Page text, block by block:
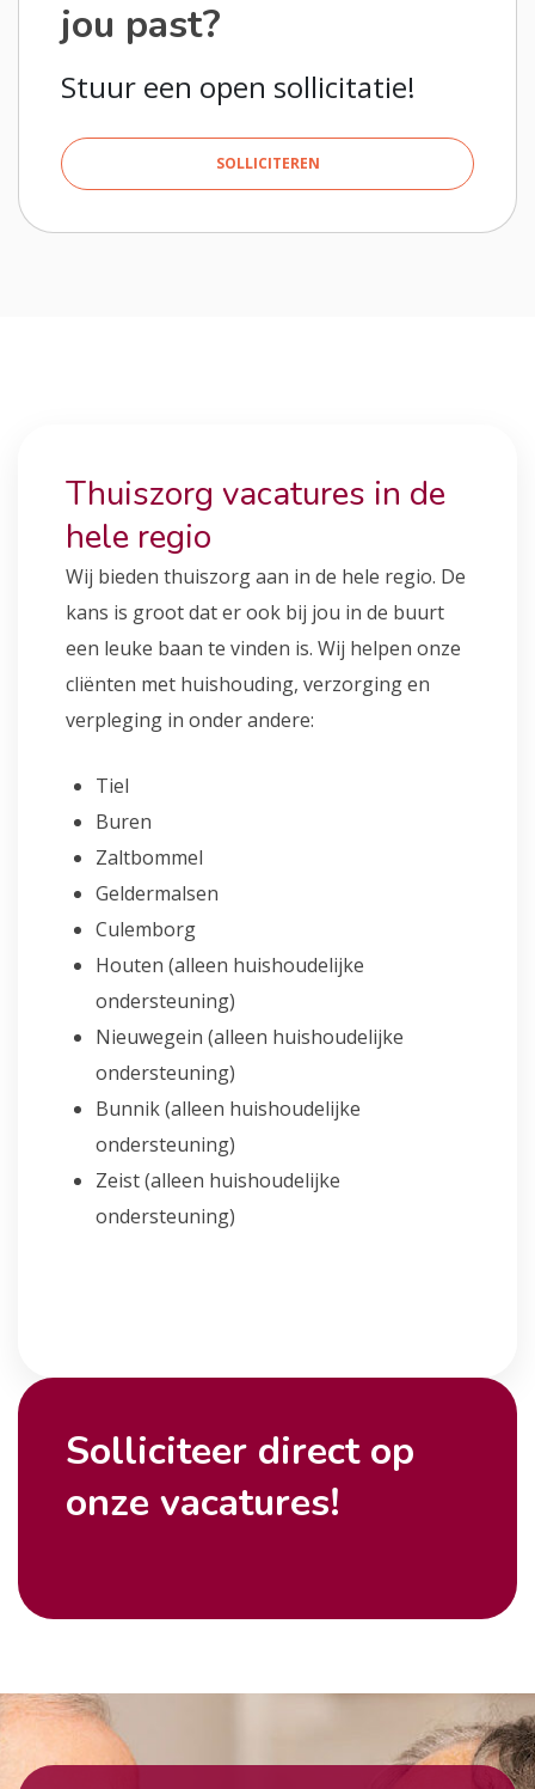
jou past?
Stuur een open sollicitatie!
SOLLICITEREN
Thuiszorg vacatures in de
hele regio
Wij bieden thuiszorg aan in de hele regio. De
kans is groot dat er ook bij jou in de buurt
een leuke baan te vinden is. Wij helpen onze
cliënten met huishouding, verzorging en
verpleging in onder andere:
Tiel
Buren
Zaltbommel
Geldermalsen
Culemborg
Houten (alleen huishoudelijke
ondersteuning)
Nieuwegein (alleen huishoudelijke
ondersteuning)
Bunnik (alleen huishoudelijke
ondersteuning)
Zeist (alleen huishoudelijke
ondersteuning)
Solliciteer direct op
onze vacatures!